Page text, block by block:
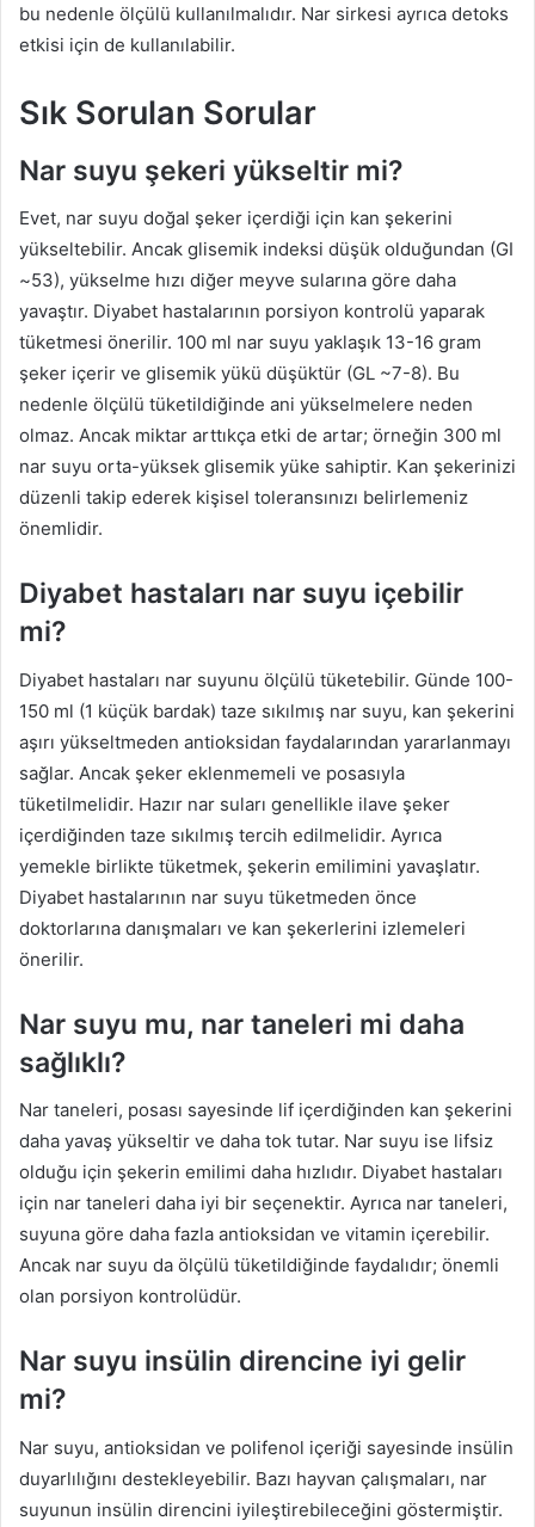
bu nedenle ölçülü kullanılmalıdır. Nar sirkesi ayrıca detoks
etkisi için de kullanılabilir.
Sık Sorulan Sorular
Nar suyu şekeri yükseltir mi?
Evet, nar suyu doğal şeker içerdiği için kan şekerini
yükseltebilir. Ancak glisemik indeksi düşük olduğundan (GI
~53), yükselme hızı diğer meyve sularına göre daha
yavaştır. Diyabet hastalarının porsiyon kontrolü yaparak
tüketmesi önerilir. 100 ml nar suyu yaklaşık 13-16 gram
şeker içerir ve glisemik yükü düşüktür (GL ~7-8). Bu
nedenle ölçülü tüketildiğinde ani yükselmelere neden
olmaz. Ancak miktar arttıkça etki de artar; örneğin 300 ml
nar suyu orta-yüksek glisemik yüke sahiptir. Kan şekerinizi
düzenli takip ederek kişisel toleransınızı belirlemeniz
önemlidir.
Diyabet hastaları nar suyu içebilir
mi?
Diyabet hastaları nar suyunu ölçülü tüketebilir. Günde 100-
150 ml (1 küçük bardak) taze sıkılmış nar suyu, kan şekerini
aşırı yükseltmeden antioksidan faydalarından yararlanmayı
sağlar. Ancak şeker eklenmemeli ve posasıyla
tüketilmelidir. Hazır nar suları genellikle ilave şeker
içerdiğinden taze sıkılmış tercih edilmelidir. Ayrıca
yemekle birlikte tüketmek, şekerin emilimini yavaşlatır.
Diyabet hastalarının nar suyu tüketmeden önce
doktorlarına danışmaları ve kan şekerlerini izlemeleri
önerilir.
Nar suyu mu, nar taneleri mi daha
sağlıklı?
Nar taneleri, posası sayesinde lif içerdiğinden kan şekerini
daha yavaş yükseltir ve daha tok tutar. Nar suyu ise lifsiz
olduğu için şekerin emilimi daha hızlıdır. Diyabet hastaları
için nar taneleri daha iyi bir seçenektir. Ayrıca nar taneleri,
suyuna göre daha fazla antioksidan ve vitamin içerebilir.
Ancak nar suyu da ölçülü tüketildiğinde faydalıdır; önemli
olan porsiyon kontrolüdür.
Nar suyu insülin direncine iyi gelir
mi?
Nar suyu, antioksidan ve polifenol içeriği sayesinde insülin
duyarlılığını destekleyebilir. Bazı hayvan çalışmaları, nar
suyunun insülin direncini iyileştirebileceğini göstermiştir.